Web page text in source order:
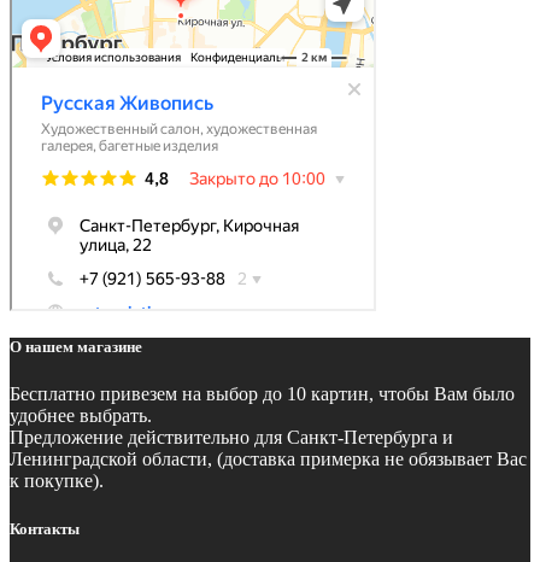
О нашем магазине
Бесплатно привезем на выбор до 10 картин, чтобы Вам было
удобнее выбрать.
Предложение действительно для Санкт-Петербурга и
Ленинградской области, (доставка примерка не обязывает Вас
к покупке).
Контакты